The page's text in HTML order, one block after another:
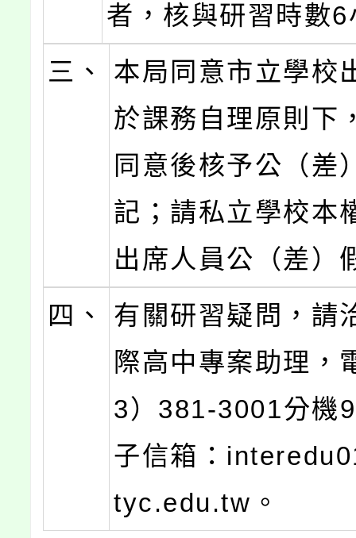
者，核與研習時數
三、
本局同意市立學校
於課務自理原則下
同意後核予公（差
記；請私立學校本
出席人員公（差）
四、
有關研習疑問，請
際高中專案助理，
3）381-3001分機
子信箱：
tyc.edu.tw。